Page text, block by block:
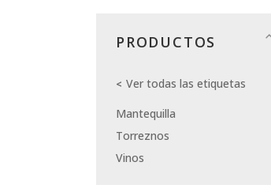
PRODUCTOS
Ver todas las etiquetas
Mantequilla
Torreznos
Vinos